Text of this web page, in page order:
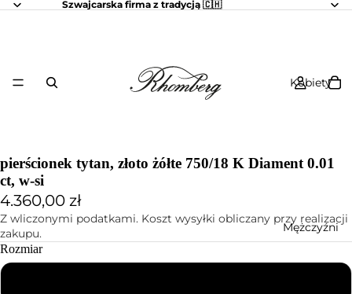
Szwajcarska firma z tradycją 🇨🇭
Kobiety
Mężczyźni
pierścionek tytan, złoto żółte 750/18 K Diament 0.01
ct, w-si
4.360,00 zł
Z wliczonymi podatkami. Koszt wysyłki obliczany przy realizacji
zakupu.
Rozmiar